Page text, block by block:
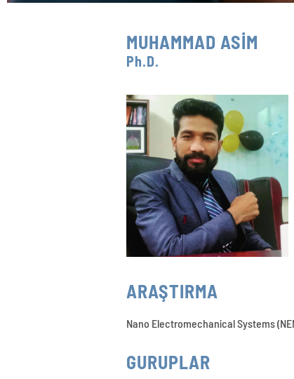
MUHAMMAD ASİM
Ph.D.
ARAŞTIRMA
Nano Electromechanical Systems
GURUPLAR